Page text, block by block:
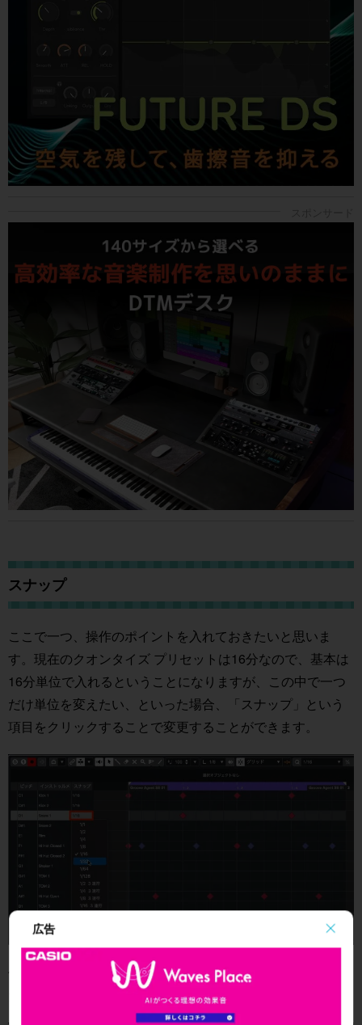
広告
スナップ
ここで一つ、操作のポイントを入れておきたいと思いま
す。現在のクオンタイズ プリセットは16分なので、基本は
16分単位で入れるということになりますが、この中で一つ
だけ単位を変えたい、といった場合、「スナップ」という
項目をクリックすることで変更することができます。
例えばスネアの最後の16裏などに、32分のゴーストを入れ
たい場合などに便利です。